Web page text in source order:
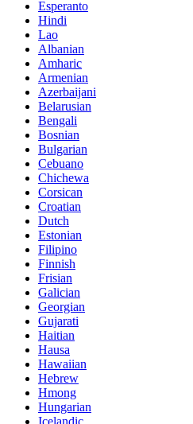
Esperanto
Hindi
Lao
Albanian
Amharic
Armenian
Azerbaijani
Belarusian
Bengali
Bosnian
Bulgarian
Cebuano
Chichewa
Corsican
Croatian
Dutch
Estonian
Filipino
Finnish
Frisian
Galician
Georgian
Gujarati
Haitian
Hausa
Hawaiian
Hebrew
Hmong
Hungarian